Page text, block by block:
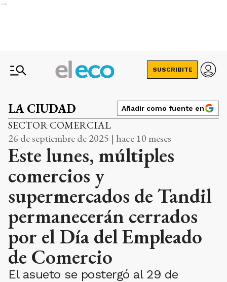
Ads
SUSCRIBITE
LA CIUDAD Añadir como fuente en
SECTOR COMERCIAL
26 de septiembre de 2025 | hace 10 meses
Este lunes, múltiples
comercios y
supermercados de Tandil
permanecerán cerrados
por el Día del Empleado
de Comercio
El asueto se postergó al 29 de